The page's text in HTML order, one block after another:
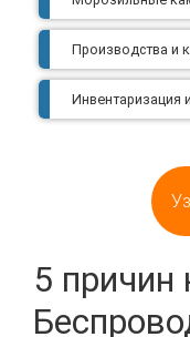
Производства и
Инвентаризация
5 причин